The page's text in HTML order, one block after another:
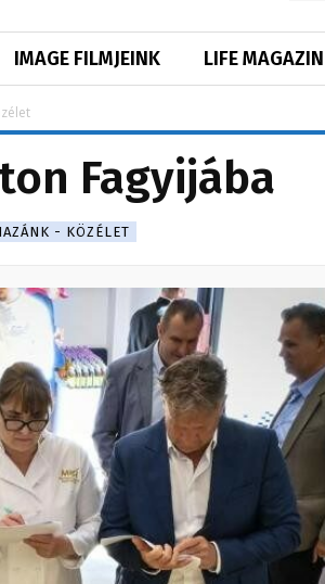
IMAGE FILMJEINK LIFE MAGAZIN
Fagyijába
- KÖZÉLET